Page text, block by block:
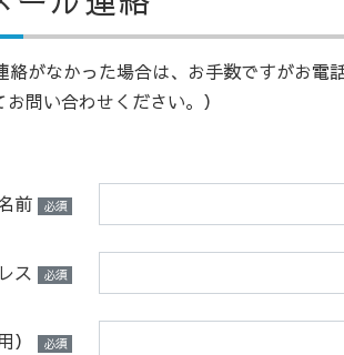
絡がなかった場合は、お手数ですがお
問い合わせください。）
前 必須
ス 必須
） 必須